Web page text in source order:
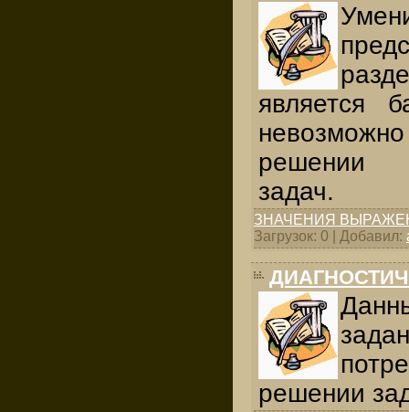
является
решении
задач.
ЗНАЧЕНИЯ
Загрузок: 0 | Добавил:
решении